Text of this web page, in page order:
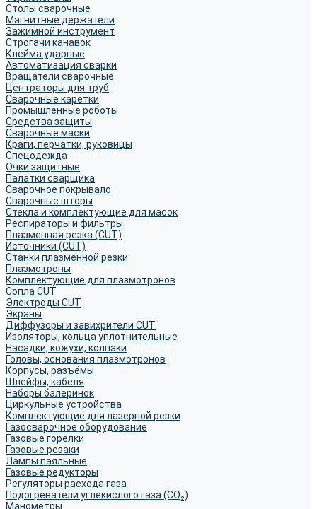
Столы сварочные
Магнитные держатели
Зажимной инструмент
Строгачи канавок
Клейма ударные
Автоматизация сварки
Вращатели сварочные
Центраторы для труб
Сварочные каретки
Промышленные роботы
Средства защиты
Сварочные маски
Краги, перчатки, руковицы
Спецодежда
Очки защитные
Палатки сварщика
Сварочное покрывало
Сварочные шторы
Стекла и комплектующие для масок
Респираторы и фильтры
Плазменная резка (CUT)
Источники (CUT)
Станки плазменной резки
Плазмотроны
Комплектующие для плазмотронов
Сопла CUT
Электроды CUT
Экраны
Диффузоры и завихрители CUT
Изоляторы, кольца уплотнительные
Насадки, кожухи, колпаки
Головы, основания плазмотронов
Корпусы, разъёмы
Шлейфы, кабеля
Наборы балеринок
Циркульные устройства
Комплектующие для лазерной резки
Газосварочное оборудование
Газовые горелки
Газовые резаки
Лампы паяльные
Газовые редукторы
Регуляторы расхода газа
Подогреватели углекислого газа (CO₂)
Манометры